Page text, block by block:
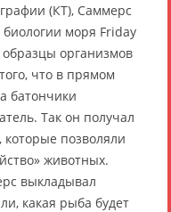
(КТ), Саммерс
моря Friday
организмов
что в прямом
батончики
Так он получал
позволяли
животных.
выкладывал
какая рыба будет